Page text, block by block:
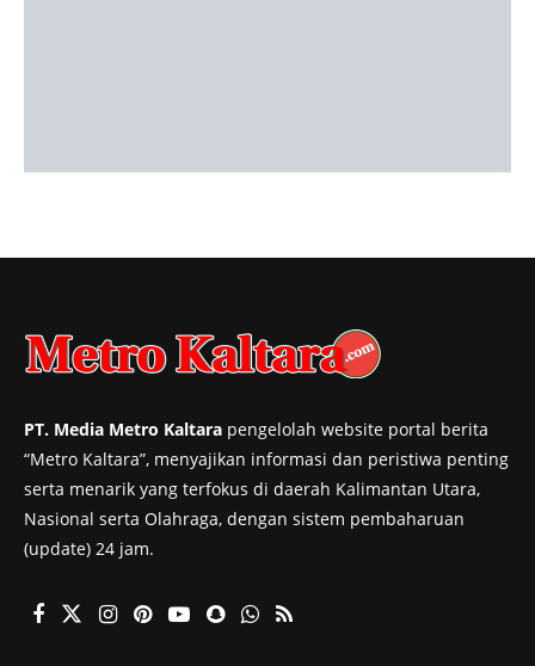
PT. Media Metro Kaltara pengelolah website portal berita
“Metro Kaltara”, menyajikan informasi dan peristiwa penting
serta menarik yang terfokus di daerah Kalimantan Utara,
Nasional serta Olahraga, dengan sistem pembaharuan
(update) 24 jam.